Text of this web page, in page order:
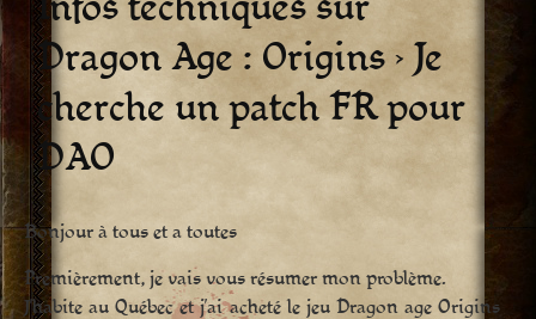
Dragon Age : Origins › Je
cherche un patch FR pour
DAO
Bonjour à tous et a toutes
Premièrement, je vais vous résumer mon problème.
J’habite au Québec et j’ai acheté le jeu Dragon age Origins